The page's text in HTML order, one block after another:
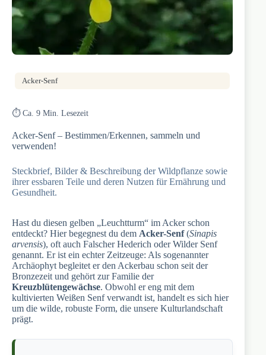
Acker-Senf
⏱️ Ca. 9 Min. Lesezeit
Acker-Senf – Bestimmen/Erkennen, sammeln und
verwenden!
Steckbrief, Bilder & Beschreibung der Wildpflanze sowie
ihrer essbaren Teile und deren Nutzen für Ernährung und
Gesundheit.
Hast du diesen gelben „Leuchtturm“ im Acker schon
entdeckt? Hier begegnest du dem Acker-Senf(Sinapis
arvensis), oft auch Falscher Hederich oder Wilder Senf
genannt. Er ist ein echter Zeitzeuge: Als sogenannter
Archäophyt begleitet er den Ackerbau schon seit der
Bronzezeit und gehört zur Familie der
Kreuzblütengewächse. Obwohl er eng mit dem
kultivierten Weißen Senf verwandt ist, handelt es sich hier
um die wilde, robuste Form, die unsere Kulturlandschaft
prägt.